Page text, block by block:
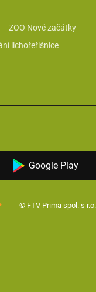
ZOO Nové začátky
lichořeřišnice
Google Play
© FTV Prima spol. s r.o.